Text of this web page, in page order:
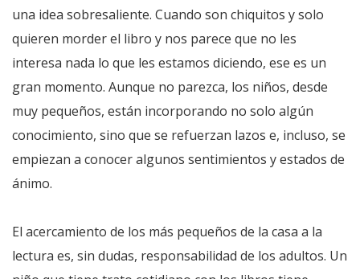
una idea sobresaliente. Cuando son chiquitos y solo
quieren morder el libro y nos parece que no les
interesa nada lo que les estamos diciendo, ese es un
gran momento. Aunque no parezca, los niños, desde
muy pequeños, están incorporando no solo algún
conocimiento, sino que se refuerzan lazos e, incluso, se
empiezan a conocer algunos sentimientos y estados de
ánimo.
El acercamiento de los más pequeños de la casa a la
lectura es, sin dudas, responsabilidad de los adultos. Un